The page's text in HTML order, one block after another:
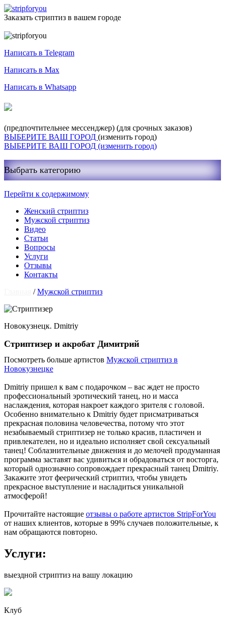
Заказать стриптиз в вашем городе
Написать в Telegram
Написать в Max
Написать в Whatsapp
(предпочтительнее мессенджер) (для срочных заказов)
ВЫБЕРИТЕ ВАШ ГОРОД (изменить город)
ВЫБЕРИТЕ ВАШ ГОРОД (изменить город)
Выбрать категорию
Перейти к содержимому
Женский стриптиз
Мужской стриптиз
Видео
Статьи
Вопросы
Услуги
Отзывы
Контакты
/Мужской стриптиз
Новокузнецк. Dmitriy
Стриптизер и акробат Димитрий
Посмотреть больше артистов Мужской стриптиз в
Новокузнецке
Dmitriy пришел к вам с подарочком – вас ждет не просто
профессиональный эротический танец, но и масса
наслаждения, которая накроет каждого зрителя с головой.
Особенно внимательно к Dmitriy будет присматриваться
прекрасная половина человечества, потому что этот
незабываемый стриптизер не только красив, пластичен и
привлекателен, но и идеально исполняет свой сексуальный
танец! Соблазнительные движения и до мелочей продуманная
программа заставят вас удивиться и обрадоваться от восторга,
который однозначно сопровождает прекрасный танец Dmitriy.
Закажите этот феерический стриптиз, чтобы увидеть
прекрасное выступление и насладиться уникальной
атмосферой!
Прочитайте настоящие отзывы о работе артистов StripForYou
от наших клиентов, которые в 99% случаев положительные, к
нам обращаются повторно.
Услуги:
выездной стриптиз на вашу локацию
Клуб